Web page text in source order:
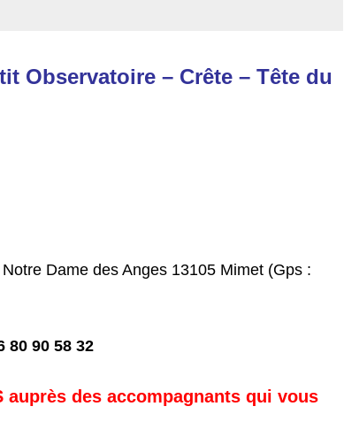
Observatoire – Crête – Tête du
Dame des Anges 13105 Mimet (Gps :
80 90 58 32
des accompagnants qui vous